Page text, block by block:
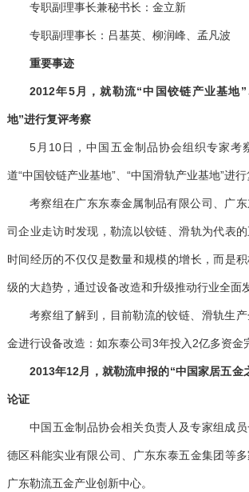
专职副理事长兼秘书长：金立新
专职副理事长：吕基英、柳润峰、孟凡波
重要事迹
2012年5月，就勒流“中国铰链产业基地”
地”进行复评考察
5月 10日，中国五金制品协会组织专家考
道“中国铰链产业基地”、 “中国滑轨产业基地”进行
考察组在广东东泰金属制品有限公司、广
司企业走访时发现，勒流以铰链、滑轨为代表
时间经历的不仅仅是数量和规模的增长，而是
级的大趋势，通过设备改造和升级推动行业全面
考察组了解到，目前勒流的铰链、滑轨生
金进行设备改造：如东泰公司3年投入 2亿多资金
2013年12月，就勒流申报的“中国家居五金
论证
中国五金制品协会相关负责人及专家组成
德区科能实业有限公司、广东东泰五金集团等
广东勒流五金产业创新中心。